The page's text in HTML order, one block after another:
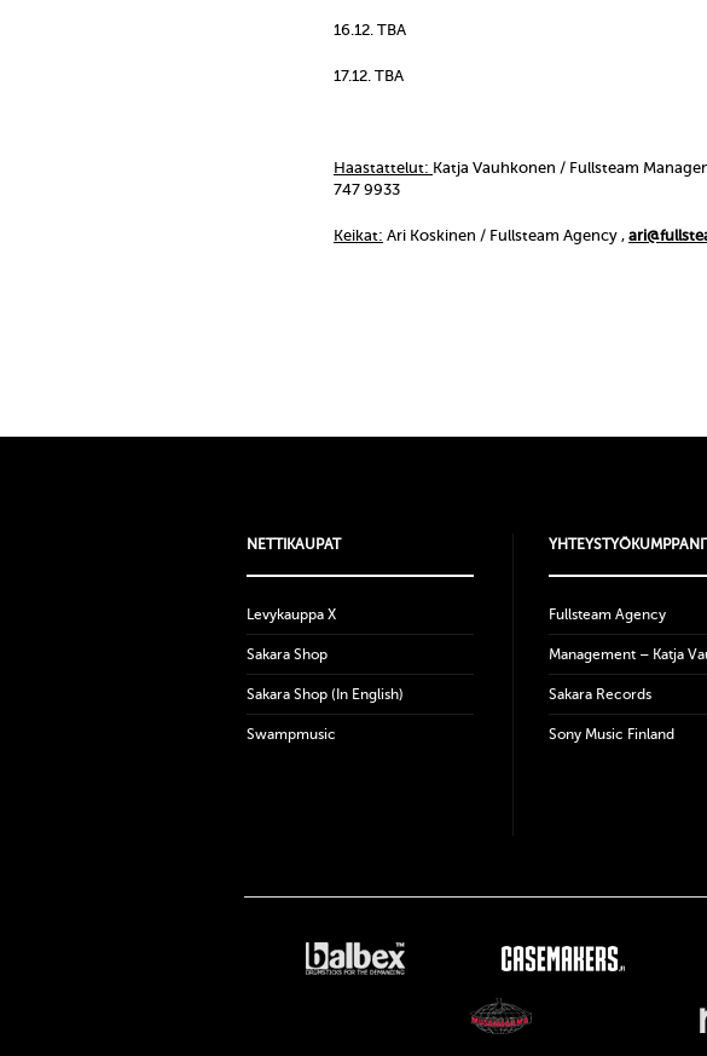
16.12. TBA
17.12. TBA
Haastattelut: Katja Vauhkonen / Fullsteam
747 9933
Keikat: Ari Koskinen / Fullsteam Agency ,
NETTIKAUPAT
Levykauppa X
Sakara Shop
Sakara Shop (In English)
Swampmusic
Fullsteam Agency
Management – Katja
Sakara Records
Sony Music Finland